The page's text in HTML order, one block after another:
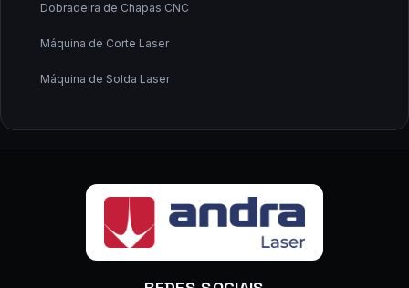
Dobradeira de Chapas CNC
Máquina de Corte Laser
Máquina de Solda Laser
Fornecedor de Máquina de Corte a Laser
Fornecedor de Máquina de Solda a Laser
Calandra CNC
Calandra de Chapas